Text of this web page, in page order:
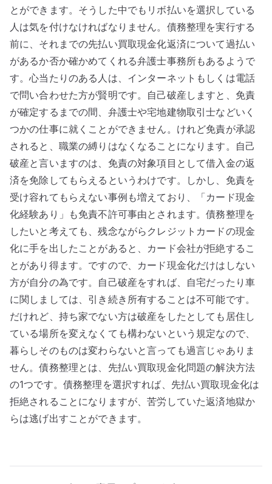
とができます。そうした中でもリボ払いを選択している
人は気を付けなければなりません。債務整理を実行する
前に、それまでの先払い買取現金化返済について過払い
があるか否か確かめてくれる弁護士事務所もあるようで
す。心当たりのある人は、インターネットもしくは電話
で問い合わせた方が賢明です。自己破産しますと、免責
が確定するまでの間、弁護士や宅地建物取引士などいく
つかの仕事に就くことができません。けれど免責が承認
されると、職業の縛りはなくなることになります。自己
破産と言いますのは、免責の対象項目として借入金の返
済を免除してもらえるというわけです。しかし、免責を
受け容れてもらえない事例も増えており、「カード現金
化経験あり」も免責不許可事由とされます。債務整理を
したいと考えても、残念ながらクレジットカードの現金
化に手を出したことがあると、カード会社が拒絶するこ
とがあり得ます。ですので、カード現金化だけはしない
方が自分の為です。自己破産をすれば、自宅だったり車
に関しましては、引き続き所有することは不可能です。
だけれど、持ち家でない方は破産をしたとしても居住し
ている場所を変えなくても構わないという規定なので、
暮らしそのものは変わらないと言っても過言じゃありま
せん。債務整理とは、先払い買取現金化問題の解決方法
の1つです。債務整理を選択すれば、先払い買取現金化は
拒絶されることになりますが、苦労していた返済地獄か
らは逃げ出すことができます。